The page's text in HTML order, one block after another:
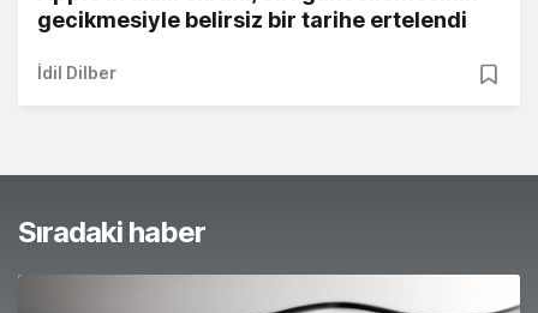
gecikmesiyle belirsiz bir tarihe ertelendi
İdil Dilber
Sıradaki haber